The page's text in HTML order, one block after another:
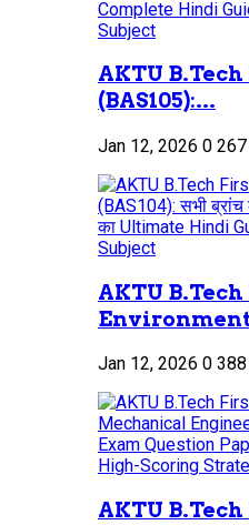
AKTU
(BAS105):...
Jan 12, 2026 0 267
AKTU
Environment
Jan 12, 2026 0 388
AKTU